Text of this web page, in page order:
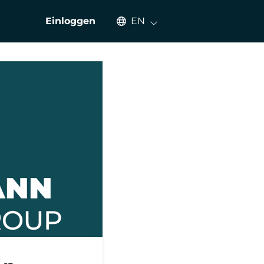
Einloggen Select an available language
EN